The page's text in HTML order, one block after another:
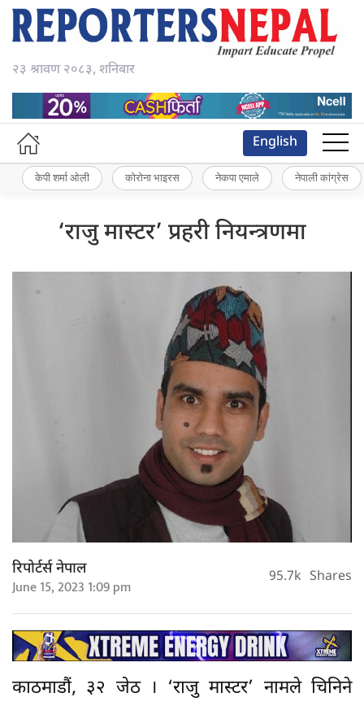
२३ श्रावण २०८३, शनिबार
English
केपी शर्मा ओली कोरोना भाइरस नेकपा एमाले नेपाली कांग्रेस
‘राजु मास्टर’ प्रहरी नियन्त्रणमा
रिपोर्टर्स नेपाल
June 15, 2023 1:09 pm 95.7k Shares
काठमाडौं, ३२ जेठ । ‘राजु मास्टर’ नामले चिनिने